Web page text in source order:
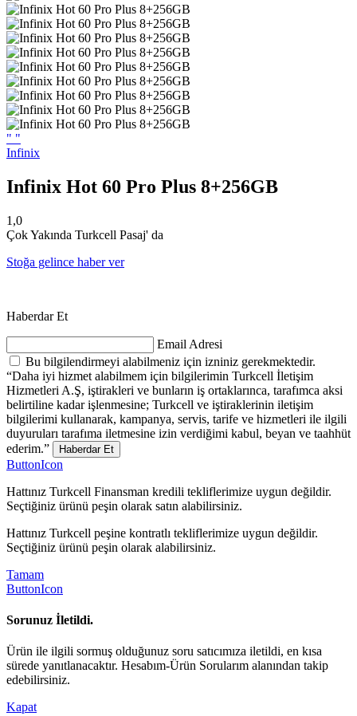
" "
Infinix
Infinix Hot 60 Pro Plus 8+256GB
1,0
Çok Yakında Turkcell Pasaj' da
Stoğa gelince haber ver
Haberdar Et
Email Adresi
Bu bilgilendirmeyi alabilmeniz için izniniz gerekmektedir.
“Daha iyi hizmet alabilmem için bilgilerimin Turkcell İletişim
Hizmetleri A.Ş, iştirakleri ve bunların iş ortaklarınca, tarafımca aksi
belirtiline kadar işlenmesine; Turkcell ve iştiraklerinin iletişim
bilgilerimi kullanarak, kampanya, servis, tarife ve hizmetleri ile ilgili
duyuruları tarafıma iletmesine izin verdiğimi kabul, beyan ve taahhüt
ederim.”
Haberdar Et
ButtonIcon
Hattınız Turkcell Finansman kredili tekliflerimize uygun değildir.
Seçtiğiniz ürünü peşin olarak satın alabilirsiniz.
Hattınız Turkcell peşine kontratlı tekliflerimize uygun değildir.
Seçtiğiniz ürünü peşin olarak alabilirsiniz.
Tamam
ButtonIcon
Sorunuz İletildi.
Ürün ile ilgili sormuş olduğunuz soru satıcımıza iletildi, en kısa
sürede yanıtlanacaktır. Hesabım-Ürün Sorularım alanından takip
edebilirsiniz.
Kapat